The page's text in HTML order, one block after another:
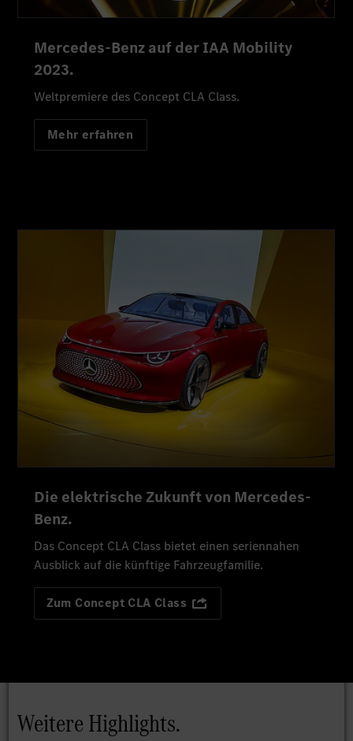
Mercedes-Benz auf der IAA Mobility
2023.
Weltpremiere des Concept CLA Class.
Mehr erfahren
Die elektrische Zukunft von Mercedes-
Benz.
Das Concept CLA Class bietet einen seriennahen
Ausblick auf die künftige Fahrzeugfamilie.
Zum Concept CLA Class
Weitere Highlights.